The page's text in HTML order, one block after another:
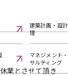
建築計画・設
理
マネジメント
サルティング
業とさせて頂き